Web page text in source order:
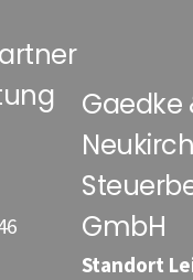
Gaedke
GmbH
Standort